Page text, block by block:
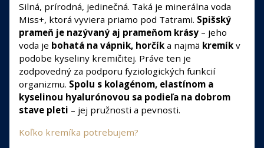
Silná, prírodná, jedinečná. Taká je minerálna voda
Miss+, ktorá vyviera priamo pod Tatrami. Spišský
prameň je nazývaný aj prameňom krásy – jeho
voda je bohatá na vápnik, horčík a najmä kremík v
podobe kyseliny kremičitej. Práve ten je
zodpovedný za podporu fyziologických funkcií
organizmu. Spolu s kolagénom, elastínom a
kyselinou hyalurónovou sa podieľa na dobrom
stave pleti – jej pružnosti a pevnosti.
Koľko kremíka potrebujem?